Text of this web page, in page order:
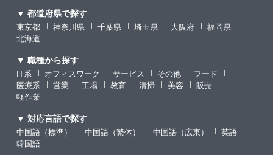
▼ 都道府県で探す
東京都 神奈川県 千葉県 埼玉県 大阪府
福岡県
北海道
▼ 職種から探す
IT系 オフィスワーク サービス その他
フード
医療系
営業 工場 教育 清掃 美容
販売
軽作業
▼ 対応言語で探す
中国語（標準） 中国語（繁体） 中国語（広東）
英語
韓国語